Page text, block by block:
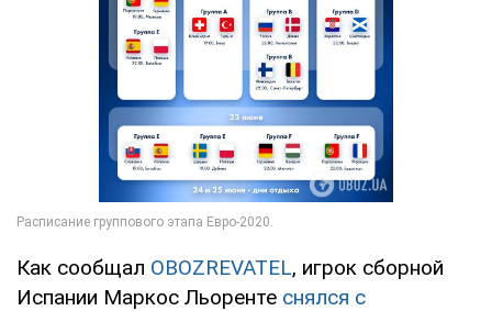
Как сообщал OBOZREVATEL, игрок сборной
Испании Маркос Льоренте снялся с